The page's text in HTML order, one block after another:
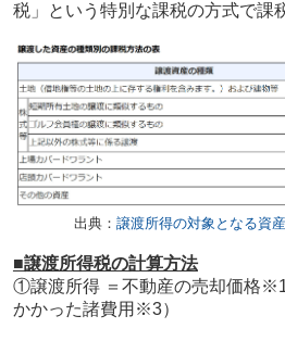
税」という特別な課税の方式で課
出典： 譲渡所得の対象となる資
■譲渡所得税の計算方法
①譲渡所得 ＝不動産の売却価格
かかった諸費用※3）